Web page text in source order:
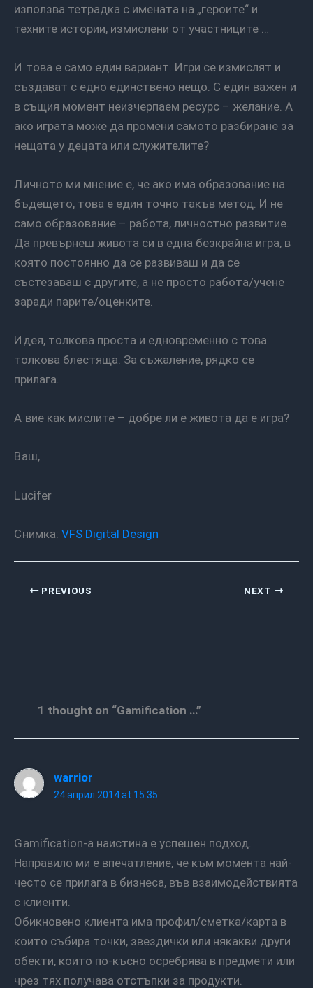
използва тетрадка с имената на „героите“ и
техните истории, измислени от участниците …
И това е само един вариант. Игри се измислят и
създават с едно единствено нещо. С един важен и
в същия момент неизчерпаем ресурс – желание. А
ако играта може да промени самото разбиране за
нещата у децата или служителите?
Личното ми мнение е, че ако има образование на
бъдещето, това е един точно такъв метод. И не
само образование – работа, личностно развитие.
Да превърнеш живота си в една безкрайна игра, в
която постоянно да се развиваш и да се
състезаваш с другите, а не просто работа/учене
заради парите/оценките.
Идея, толкова проста и едновременно с това
толкова блестяща. За съжаление, рядко се
прилага.
А вие как мислите – добре ли е живота да е игра?
Ваш,
Lucifer
Снимка: VFS Digital Design
PREVIOUS NEXT
1 thought on “Gamification …”
warrior
24 април 2014 at 15:35
Gamification-а наистина e успешен подход.
Направило ми е впечатление, че към момента най-
често се прилага в бизнеса, във взаимодействията
с клиенти.
Обикновено клиента има профил/сметка/карта в
които събира точки, звездички или някакви други
обекти, които по-късно осребрява в предмети или
чрез тях получава отстъпки за продукти.